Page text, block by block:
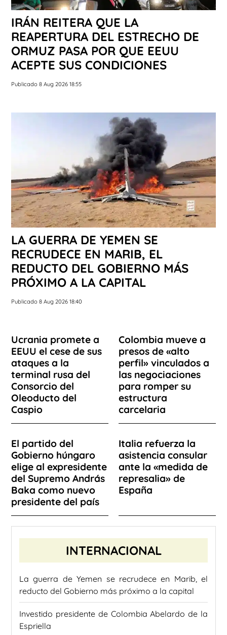
IRÁN REITERA QUE LA
REAPERTURA DEL ESTRECHO DE
ORMUZ PASA POR QUE EEUU
ACEPTE SUS CONDICIONES
Publicado 8 Aug 2026 18:55
LA GUERRA DE YEMEN SE
RECRUDECE EN MARIB, EL
REDUCTO DEL GOBIERNO MÁS
PRÓXIMO A LA CAPITAL
Publicado 8 Aug 2026 18:40
Ucrania promete a
EEUU el cese de sus
ataques a la
terminal rusa del
Consorcio del
Oleoducto del
Caspio
Colombia mueve a
presos de «alto
perfil» vinculados a
las negociaciones
para romper su
estructura
carcelaria
El partido del
Gobierno húngaro
elige al expresidente
del Supremo András
Baka como nuevo
presidente del país
Italia refuerza la
asistencia consular
ante la «medida de
represalia» de
España
INTERNACIONAL
La guerra de Yemen se recrudece en Marib, el
reducto del Gobierno más próximo a la capital
Investido presidente de Colombia Abelardo de la
Espriella